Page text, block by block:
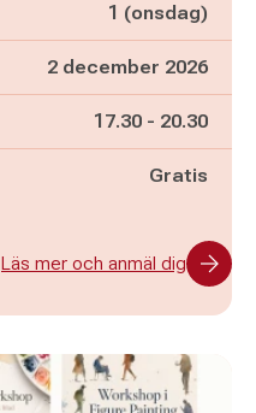
1 (onsdag)
2 december 2026
Pågår mellan
17.30 - och
20.30
Gratis
Läs mer och anmäl dig